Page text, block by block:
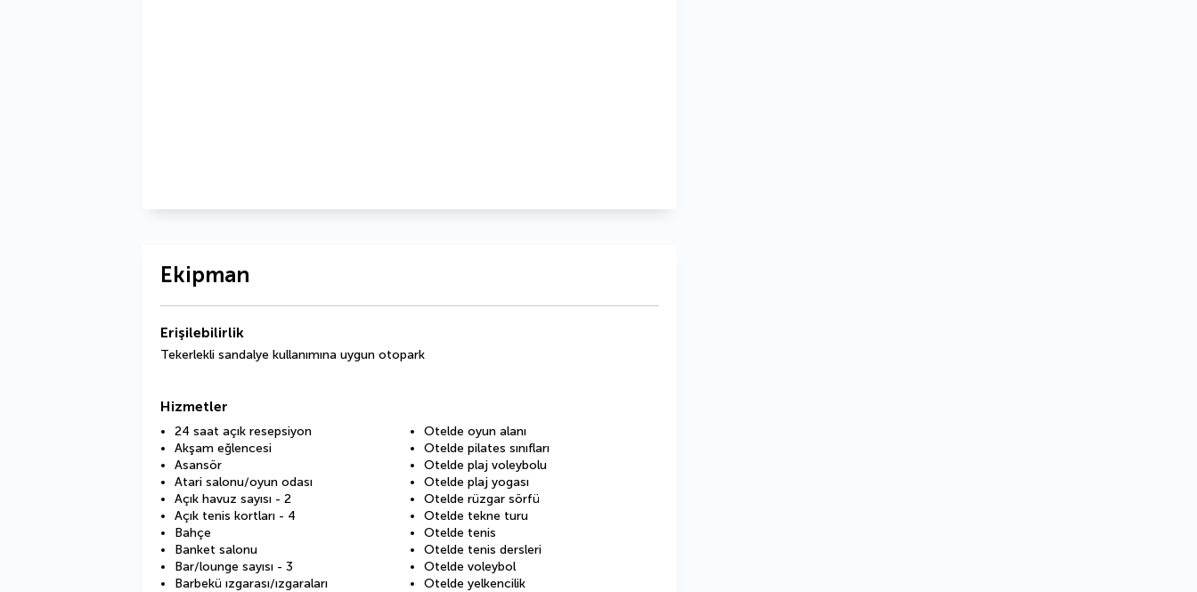
Ekipman
Erişilebilirlik
Tekerlekli sandalye kullanımına uygun otopark
Hizmetler
24 saat açık resepsiyon
Akşam eğlencesi
Asansör
Atari salonu/oyun odası
Açık havuz sayısı - 2
Açık tenis kortları - 4
Bahçe
Banket salonu
Bar/lounge sayısı - 3
Barbekü ızgarası/ızgaraları
Otelde oyun alanı
Otelde pilates sınıfları
Otelde plaj voleybolu
Otelde plaj yogası
Otelde rüzgar sörfü
Otelde tekne turu
Otelde tenis
Otelde tenis dersleri
Otelde voleybol
Otelde yelkencilik